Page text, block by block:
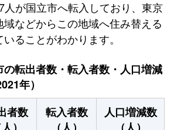
人が国立市へ転入しており、東京
などからこの地域へ住み替える
ることがわかります。
の転出者数・転入者数・人口増減
年）
者数
転入者数
人口増減数